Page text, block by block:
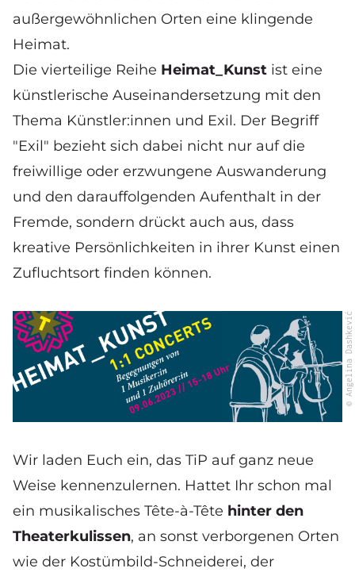
außergewöhnlichen Orten eine klingende
Heimat.
Die vierteilige Reihe Heimat_Kunst ist eine
künstlerische Auseinandersetzung mit den
Thema Künstler:innen und Exil. Der Begriff
"Exil" bezieht sich dabei nicht nur auf die
freiwillige oder erzwungene Auswanderung
und den darauffolgenden Aufenthalt in der
Fremde, sondern drückt auch aus, dass
kreative Persönlichkeiten in ihrer Kunst einen
Zufluchtsort finden können.
© Angelina Dashkević
Wir laden Euch ein, das TiP auf ganz neue
Weise kennenzulernen. Hattet Ihr schon mal
ein musikalisches Tête-à-Tête hinter den
Theaterkulissen, an sonst verborgenen Orten
wie der Kostümbild-Schneiderei, der